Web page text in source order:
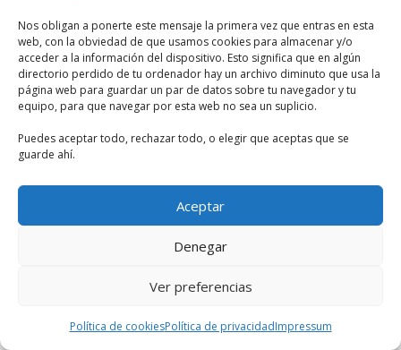
Nos obligan a ponerte este mensaje la primera vez que entras en esta
web, con la obviedad de que usamos cookies para almacenar y/o
acceder a la información del dispositivo. Esto significa que en algún
directorio perdido de tu ordenador hay un archivo diminuto que usa la
página web para guardar un par de datos sobre tu navegador y tu
equipo, para que navegar por esta web no sea un suplicio.
Puedes aceptar todo, rechazar todo, o elegir que aceptas que se
guarde ahí.
Aceptar
Denegar
Ver preferencias
Política de cookiesPolítica de privacidadImpressum